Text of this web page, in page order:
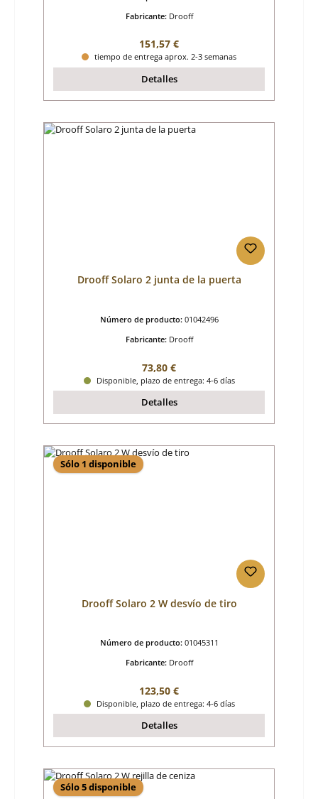
Fabricante: Drooff
Precio normal:
151,57 €
tiempo de entrega aprox. 2-3 semanas
Detalles
Drooff Solaro 2 junta de la puerta
Número de producto: 01042496
Fabricante: Drooff
Precio normal:
73,80 €
Disponible, plazo de entrega: 4-6 días
Detalles
Sólo 1 disponible
Drooff Solaro 2 W desvío de tiro
Número de producto: 01045311
Fabricante: Drooff
Precio normal:
123,50 €
Disponible, plazo de entrega: 4-6 días
Detalles
Sólo 5 disponible